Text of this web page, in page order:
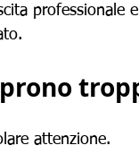
professionale
attenzione.